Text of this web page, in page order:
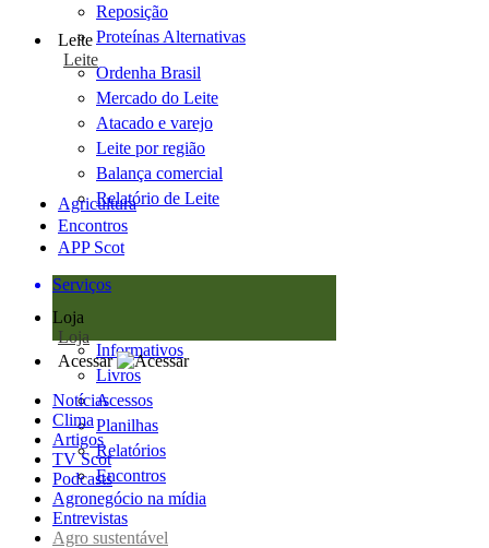
Reposição
Proteínas Alternativas
Leite
Leite
Ordenha Brasil
Mercado do Leite
Atacado e varejo
Leite por região
Balança comercial
Relatório de Leite
Agricultura
Encontros
APP Scot
Serviços
Loja
Loja
Informativos
Livros
Acessos
Planilhas
Relatórios
Encontros
Acessar
Notícias
Clima
Artigos
TV Scot
Podcasts
Agronegócio na mídia
Entrevistas
Agro sustentável